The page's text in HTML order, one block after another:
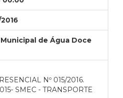
de Água Doce
Nº 015/2016.
SMEC - TRANSPORTE